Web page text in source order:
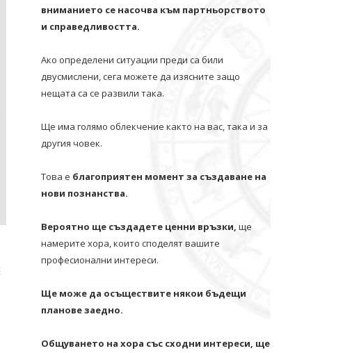
вниманието се насочва към партньорството
и справедливостта.
Ако определени ситуации преди са били
двусмислени, сега можете да изясните защо
нещата са се развили така.
Ще има голямо облекчение както на вас, така и за
другия човек.
Това е благоприятен момент за създаване на
нови познанства.
Вероятно ще създадете ценни връзки, ще
намерите хора, които споделят вашите
професионални интереси.
Ще може да осъществите някои бъдещи
планове заедно.
Общуването на хора със сходни интереси, ще